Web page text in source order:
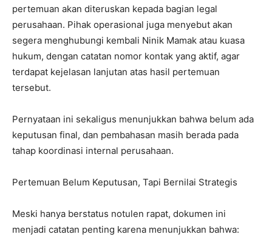
pertemuan akan diteruskan kepada bagian legal
perusahaan. Pihak operasional juga menyebut akan
segera menghubungi kembali Ninik Mamak atau kuasa
hukum, dengan catatan nomor kontak yang aktif, agar
terdapat kejelasan lanjutan atas hasil pertemuan
tersebut.
Pernyataan ini sekaligus menunjukkan bahwa belum ada
keputusan final, dan pembahasan masih berada pada
tahap koordinasi internal perusahaan.
Pertemuan Belum Keputusan, Tapi Bernilai Strategis
Meski hanya berstatus notulen rapat, dokumen ini
menjadi catatan penting karena menunjukkan bahwa: